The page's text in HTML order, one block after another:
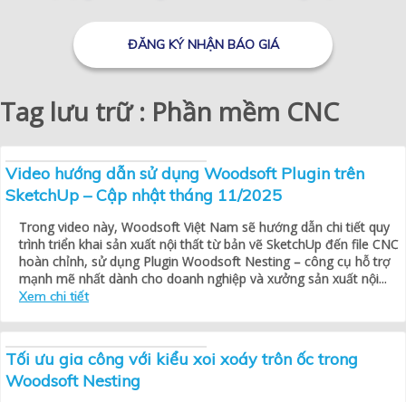
ĐĂNG KÝ NHẬN BÁO GIÁ
Tag lưu trữ : Phần mềm CNC
Video hướng dẫn sử dụng Woodsoft Plugin trên
SketchUp – Cập nhật tháng 11/2025
Trong video này, Woodsoft Việt Nam sẽ hướng dẫn chi tiết quy
trình triển khai sản xuất nội thất từ bản vẽ SketchUp đến file CNC
hoàn chỉnh, sử dụng Plugin Woodsoft Nesting – công cụ hỗ trợ
mạnh mẽ nhất dành cho doanh nghiệp và xưởng sản xuất nội...
Xem chi tiết
Tối ưu gia công với kiểu xoi xoáy trôn ốc trong
Woodsoft Nesting